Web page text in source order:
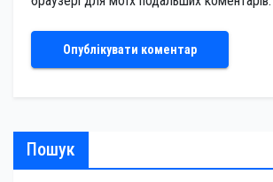
Пошук